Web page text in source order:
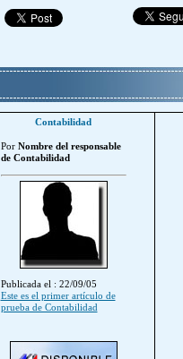
Contabilidad
Por Nombre del responsable
de Contabilidad
Publicada el : 22/09/05
Este es el primer artículo de
prueba de Contabilidad